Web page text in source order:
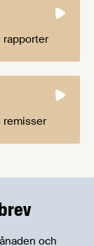
rapporter
remisser
och